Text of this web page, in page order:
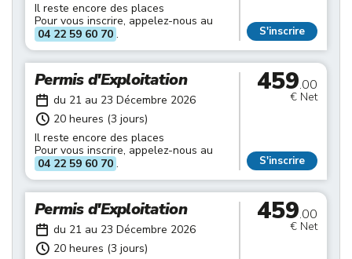
Il reste encore des places
Pour vous inscrire, appelez-nous au
04 22 59 60 70 . S'inscrire
Permis d'Exploitation
du 21 au 23 Décembre 2026
20 heures (3 jours)
Il reste encore des places
Pour vous inscrire, appelez-nous au
04 22 59 60 70 .
459.00
€ Net
S'inscrire
Permis d'Exploitation
du 21 au 23 Décembre 2026
20 heures (3 jours)
459.00
€ Net